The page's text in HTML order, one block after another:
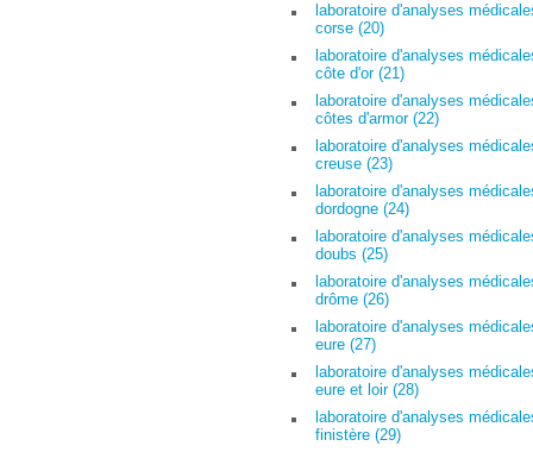
laboratoire d'analyses
corse (20)
laboratoire d'analyses
côte d'or (21)
laboratoire d'analyses
côtes d'armor (22)
laboratoire d'analyses
creuse (23)
laboratoire d'analyses
dordogne (24)
laboratoire d'analyses
doubs (25)
laboratoire d'analyses
drôme (26)
laboratoire d'analyses
eure (27)
laboratoire d'analyses
eure et loir (28)
laboratoire d'analyses
finistère (29)